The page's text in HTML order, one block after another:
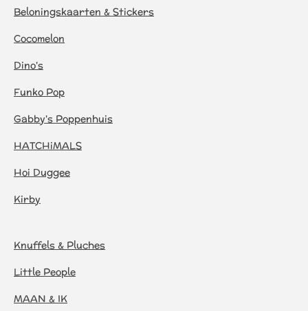
Beloningskaarten & Stickers
Cocomelon
Dino's
Funko Pop
Gabby's Poppenhuis
HATCHiMALS
Hoi Duggee
Kirby
Knuffels & Pluches
Little People
MAAN & IK